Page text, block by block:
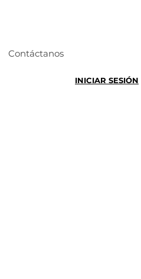
Contáctanos
INICIAR SESIÓN